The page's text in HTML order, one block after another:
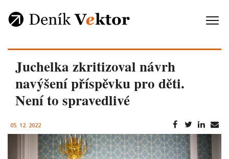
Juchelka zkritizoval návrh
navýšení příspěvku pro děti.
Není to spravedlivé
05. 12. 2022